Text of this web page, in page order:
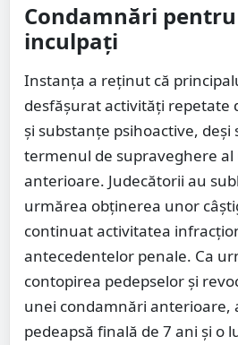
Condamnări
inculpați
Instanța a reținut că
desfășurat activități repetate
și substanțe psihoactive, deși
termenul de supraveghere
anterioare. Judecătorii au
urmărea obținerea unor
continuat activitatea
antecedentelor penale. Ca
contopirea pedepselor și
unei condamnări anterioare,
pedeapsă finală de 7 ani și o